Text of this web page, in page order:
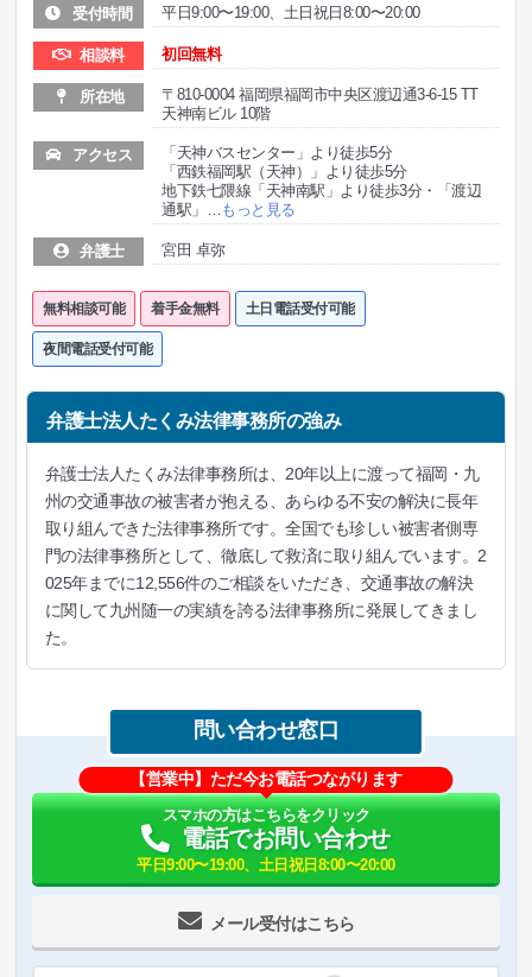
受付時間 平日9:00〜19:00、土日祝日8:00〜20:00
相談料 初回無料
所在地
〒810-0004 福岡県福岡市中央区渡辺通3-6-15 TT
天神南ビル 10階
アクセス
「天神バスセンター」より徒歩5分
「西鉄福岡駅（天神）」より徒歩5分
地下鉄七隈線「天神南駅」より徒歩3分・「渡辺
通駅」 …もっと見る
弁護士 宮田 卓弥
無料相談可能 着手金無料 土日電話受付可能
夜間電話受付可能
弁護士法人たくみ法律事務所の強み
弁護士法人たくみ法律事務所は、20年以上に渡って福岡・九
州の交通事故の被害者が抱える、あらゆる不安の解決に長年
取り組んできた法律事務所です。全国でも珍しい被害者側専
門の法律事務所として、徹底して救済に取り組んでいます。2
025年までに12,556件のご相談をいただき、交通事故の解決
に関して九州随一の実績を誇る法律事務所に発展してきまし
た。
問い合わせ窓口
メール受付はこちら
【営業中】ただ今お電話つながります
スマホの方はこちらをクリック
電話でお問い合わせ
平日9:00〜19:00、土日祝日8:00〜20:00